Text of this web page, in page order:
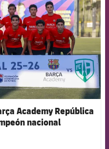
Academy República
nacional